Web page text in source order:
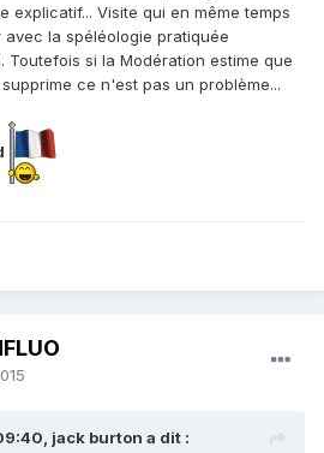
explicatif... Visite qui en même temps
la spéléologie pratiquée
Toutefois si la Modération estime que
ce n'est pas un problème...
jack burton a dit :